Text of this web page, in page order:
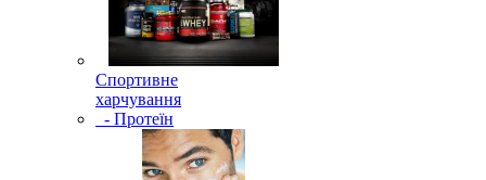
Спортивне
харчування
- Протеїн